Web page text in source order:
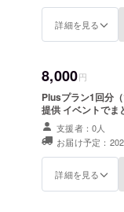
詳細を見る
8,000円
Plusプラン1回分
提供 イベントでま
支援者：0人
お届け予定：
詳細を見る